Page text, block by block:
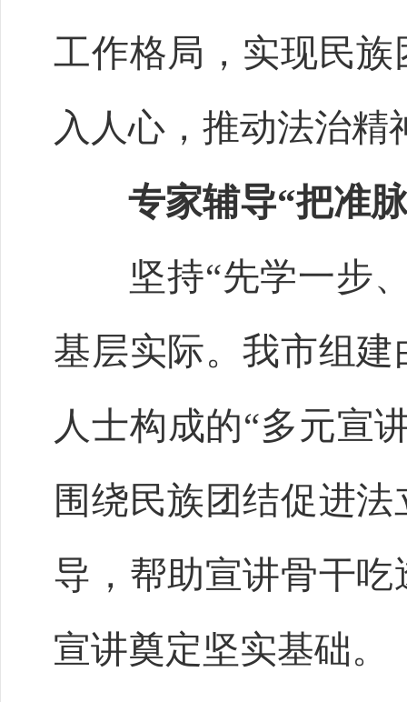
工作格局，实现民
入人心，推动法治
专家辅导“把准
坚持“先学一步、
基层实际。我市组
人士构成的“多元宣
围绕民族团结促进
导，帮助宣讲骨干
宣讲奠定坚实基础。